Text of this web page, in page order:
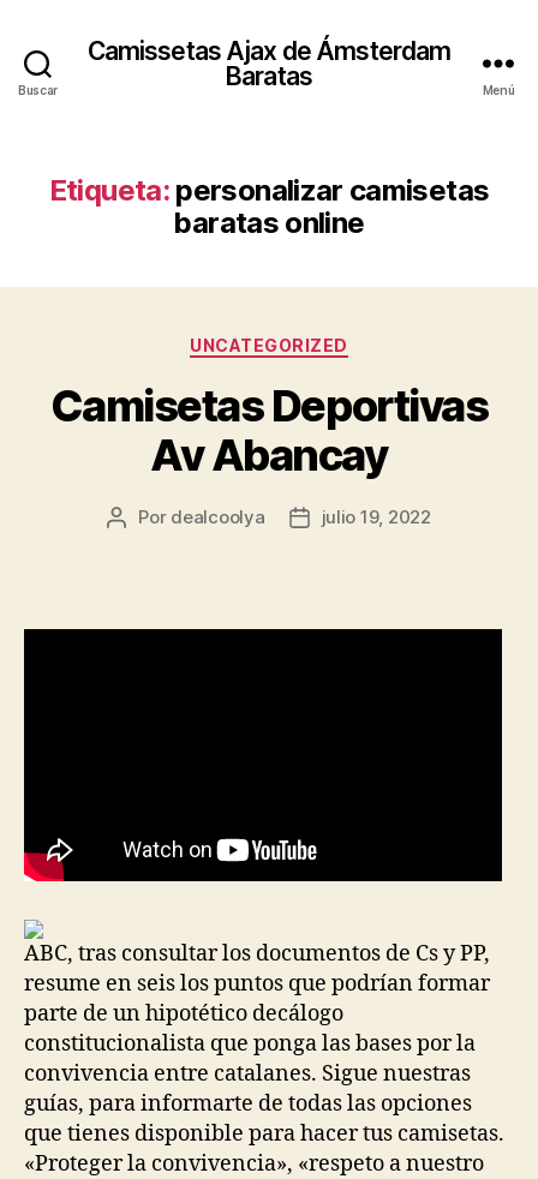
Buscar
Camissetas Ajax de Ámsterdam
Baratas
Menú
Etiqueta: personalizar camisetas
baratas online
Categorías
UNCATEGORIZED
Camisetas Deportivas
Av Abancay
Autor
Por dealcoolya
Fechajulio 19, 2022
ABC, tras consultar los documentos de Cs y PP,
resume en seis los puntos que podrían formar
parte de un hipotético decálogo
constitucionalista que ponga las bases por la
convivencia entre catalanes. Sigue nuestras
guías, para informarte de todas las opciones
que tienes disponible para hacer tus camisetas.
«Proteger la convivencia», «respeto a nuestro